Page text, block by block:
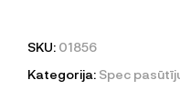
SKU: 01856
Kategorija: Spec